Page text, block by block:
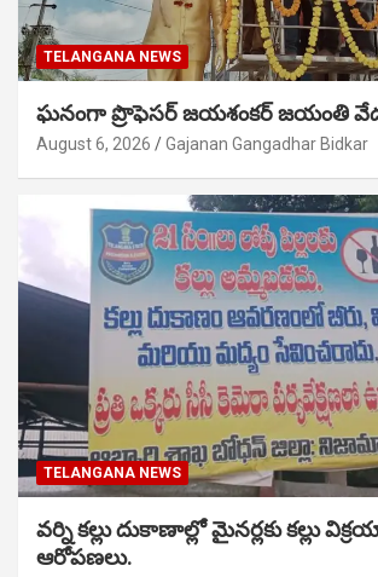
TELANGANA NEWS
ఘనంగా ప్రొఫెసర్ జయశంకర్ జయంతి
August 6, 2026 Gajanan Gangadhar Bidkar
TELANGANA NEWS
వర్ని కల్లు దుకాణాల్లో మైనర్లకు కల్లు
ఆరోపణలు.